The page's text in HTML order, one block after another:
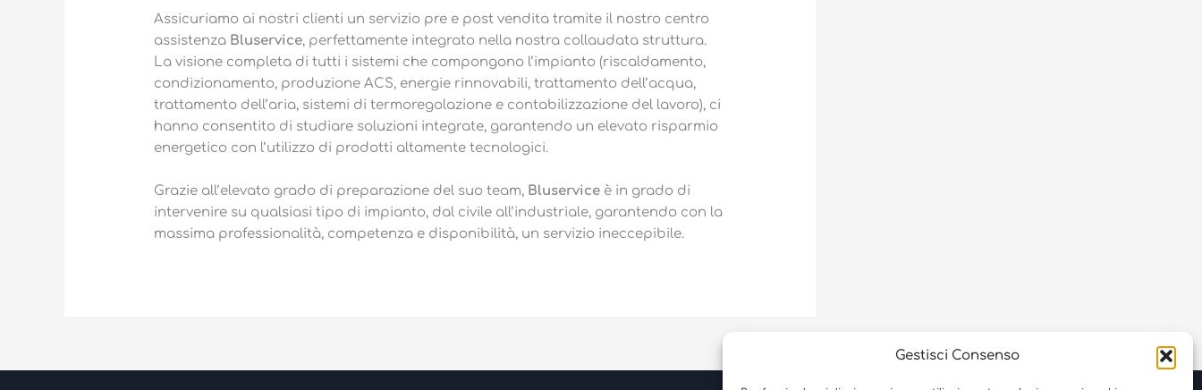
Gestisci Consenso
Assicuriamo ai nostri clienti un servizio pre e post vendita tramite il nostro centro
assistenza Bluservice, perfettamente integrato nella nostra collaudata struttura.
La visione completa di tutti i sistemi che compongono l’impianto (riscaldamento,
condizionamento, produzione ACS, energie rinnovabili, trattamento dell’acqua,
trattamento dell’aria, sistemi di termoregolazione e contabilizzazione del lavoro), ci
hanno consentito di studiare soluzioni integrate, garantendo un elevato risparmio
energetico con l’utilizzo di prodotti altamente tecnologici.
Grazie all’elevato grado di preparazione del suo team, Bluservice è in grado di
intervenire su qualsiasi tipo di impianto, dal civile all’industriale, garantendo con la
massima professionalità, competenza e disponibilità, un servizio ineccepibile.